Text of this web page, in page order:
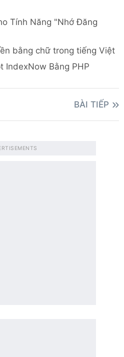
Tính Năng "Nhớ Đăng
bằng chữ trong tiếng Việt
IndexNow Bằng PHP
BÀI TIẾP